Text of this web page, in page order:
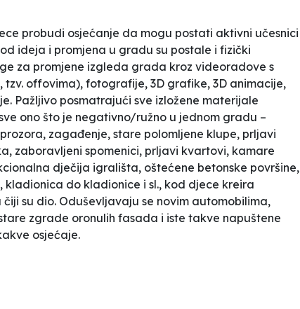
probudi osjećanje da mogu postati aktivni učesnici
ideja i promjena u gradu su postale i fizički
za promjene izgleda grada kroz videoradove s
offovima), fotografije, 3D grafike, 3D animacije,
Pažljivo posmatrajući sve izložene materijale
ono što je negativno/ružno u jednom gradu –
zagađenje, stare polomljene klupe, prljavi
zaboravljeni spomenici, prljavi kvartovi, kamare
dječija igrališta, oštećene betonske površine,
kladionica do kladionice i sl., kod djece kreira
su dio. Oduševljavaju se novim automobilima,
zgrade oronulih fasada i iste takve napuštene
osjećaje.